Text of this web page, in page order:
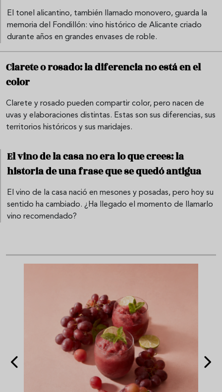
El tonel alicantino, también llamado monovero, guarda la
memoria del Fondillón: vino histórico de Alicante criado
durante años en grandes envases de roble.
Clarete o rosado: la diferencia no está en el
color
Clarete y rosado pueden compartir color, pero nacen de
uvas y elaboraciones distintas. Estas son sus diferencias, sus
territorios históricos y sus maridajes.
El vino de la casa no era lo que crees: la
historia de una frase que se quedó antigua
El vino de la casa nació en mesones y posadas, pero hoy su
sentido ha cambiado. ¿Ha llegado el momento de llamarlo
vino recomendado?